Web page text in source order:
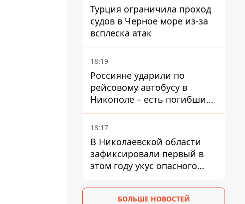
Турция ограничила проход
судов в Черное море из-за
всплеска атак
18:19
Россияне ударили по
рейсовому автобусу в
Никополе – есть погибший
и раненые
18:17
В Николаевской области
зафиксировали первый в
этом году укус опасного
БОЛЬШЕ НОВОСТЕЙ